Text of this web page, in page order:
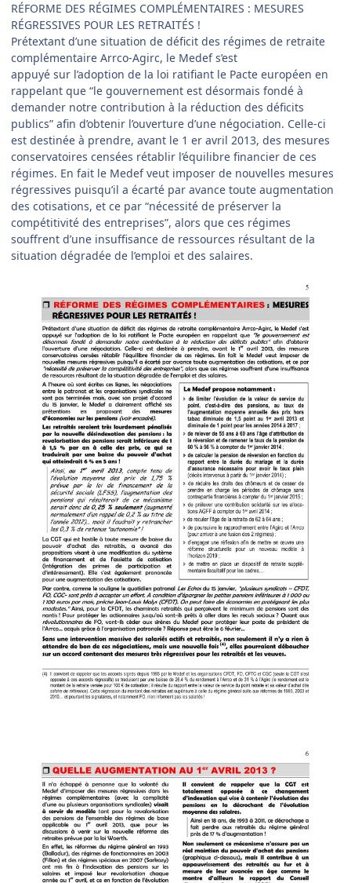
RÉFORME DES RÉGIMES COMPLÉMENTAIRES : MESURES
RÉGRESSIVES POUR LES RETRAITÉS !
Prétextant d’une situation de déficit des régimes de retraite
complémentaire Arrco-Agirc, le Medef s’est
appuyé sur l’adoption de la loi ratifiant le Pacte européen en
rappelant que “le gouvernement est désormais fondé à
demander notre contribution à la réduction des déficits
publics” afin d’obtenir l’ouverture d’une négociation. Celle-ci
est destinée à prendre, avant le 1 er avril 2013, des mesures
conservatoires censées rétablir l’équilibre financier de ces
régimes. En fait le Medef veut imposer de nouvelles mesures
régressives puisqu’il a écarté par avance toute augmentation
des cotisations, et ce par “nécessité de préserver la
compétitivité des entreprises”, alors que ces régimes
souffrent d’une insuffisance de ressources résultant de la
situation dégradée de l’emploi et des salaires.